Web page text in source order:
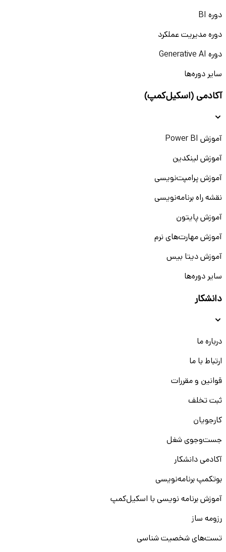
دوره BI
دوره مدیریت عملکرد
دوره Generative AI
سایر دوره‌ها
آکادمی (اسکیل‌کمپ)
آموزش Power BI
آموزش لینکدین
آموزش پرامپت‌نویسی
نقشه راه برنامه‌نویسی
آموزش پایتون
آموزش مهارت‌های نرم
آموزش دیتا بیس
سایر دوره‌ها
دانشکار
درباره ما
ارتباط با ما
قوانین و مقررات
ثبت تخلف
کارجویان
جست‌و‌جوی شغل
آکادمی دانشکار
بوتکمپ برنامه‌نویسی
آموزش برنامه نویسی با اسکیل‌کمپ
رزومه ساز
تست‌های شخصیت شناسی